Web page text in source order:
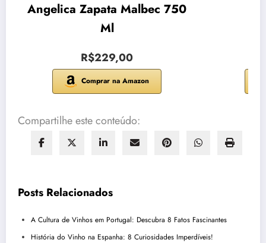
Angelica Zapata Malbec 750
Ml
R$229,00
Comprar na Amazon
Compartilhe este conteúdo:
Posts Relacionados
A Cultura de Vinhos em Portugal: Descubra 8 Fatos Fascinantes
História do Vinho na Espanha: 8 Curiosidades Imperdíveis!